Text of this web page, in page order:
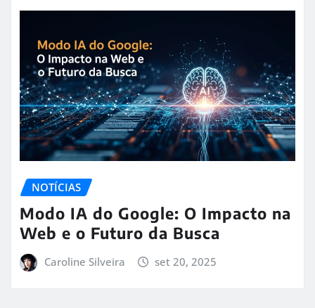
NOTÍCIAS
Modo IA do Google: O Impacto na
Web e o Futuro da Busca
Caroline Silveira set 20, 2025